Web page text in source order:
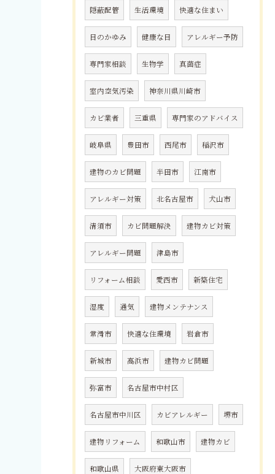
隠蔽配管 生活環境 快適な住まい
目のかゆみ 健康な目 アレルギー予防
専門家相談 生物学 真菌症
室内空気汚染 神奈川県川崎市
カビ業者 三重県 専門家のアドバイス
岐阜県 豊田市 西尾市 稲沢市
建物のカビ問題 半田市 江南市
アレルギー対策 北名古屋市 犬山市
清須市 カビ問題解決 建物カビ対策
アレルギー問題 津島市
リフォーム相談 愛西市 新築住宅
湿度 通気 建物メンテナンス
常滑市 快適な住環境 岩倉市
新城市 高浜市 建物カビ問題
弥富市 名古屋市中村区
名古屋市中川区 カビアレルギー 堺市
建物リフォーム 和歌山市 建物カビ
和歌山県 大阪府東大阪市